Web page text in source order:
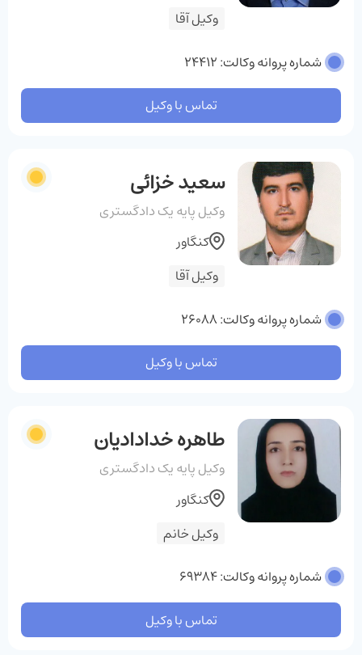
وکیل آقا
شماره پروانه وکالت: 24412
تماس با وکیل
سعید خزائی
وکیل پایه یک دادگستری
وکیل آقا
کنگاور
شماره پروانه وکالت: 26088
تماس با وکیل
طاهره خدادادیان
وکیل پایه یک دادگستری
وکیل خانم
کنگاور
شماره پروانه وکالت: 69384
تماس با وکیل